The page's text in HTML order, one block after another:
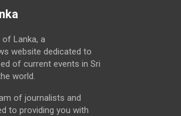
Lanka, a
website dedicated to
of current events in Sri
world.
of journalists and
to providing you with